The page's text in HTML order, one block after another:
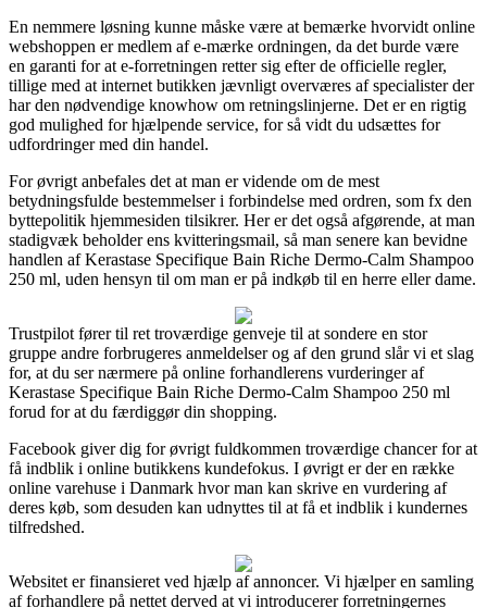
En nemmere løsning kunne måske være at bemærke hvorvidt online
webshoppen er medlem af e-mærke ordningen, da det burde være
en garanti for at e-forretningen retter sig efter de officielle regler,
tillige med at internet butikken jævnligt overværes af specialister der
har den nødvendige knowhow om retningslinjerne. Det er en rigtig
god mulighed for hjælpende service, for så vidt du udsættes for
udfordringer med din handel.
For øvrigt anbefales det at man er vidende om de mest
betydningsfulde bestemmelser i forbindelse med ordren, som fx den
byttepolitik hjemmesiden tilsikrer. Her er det også afgørende, at man
stadigvæk beholder ens kvitteringsmail, så man senere kan bevidne
handlen af Kerastase Specifique Bain Riche Dermo-Calm Shampoo
250 ml, uden hensyn til om man er på indkøb til en herre eller dame.
Trustpilot fører til ret troværdige genveje til at sondere en stor
gruppe andre forbrugeres anmeldelser og af den grund slår vi et slag
for, at du ser nærmere på online forhandlerens vurderinger af
Kerastase Specifique Bain Riche Dermo-Calm Shampoo 250 ml
forud for at du færdiggør din shopping.
Facebook giver dig for øvrigt fuldkommen troværdige chancer for at
få indblik i online butikkens kundefokus. I øvrigt er der en række
online varehuse i Danmark hvor man kan skrive en vurdering af
deres køb, som desuden kan udnyttes til at få et indblik i kundernes
tilfredshed.
Websitet er finansieret ved hjælp af annoncer. Vi hjælper en samling
af forhandlere på nettet derved at vi introducerer forretningernes